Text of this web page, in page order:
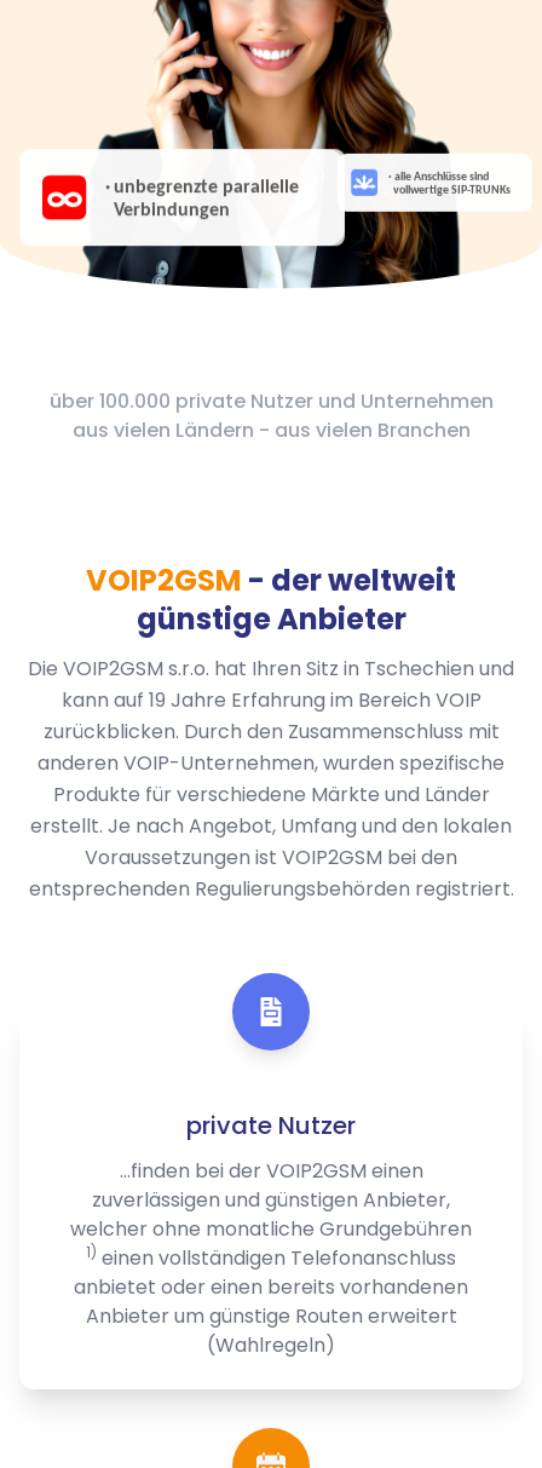
über 100.000 private Nutzer und Unternehmen
aus vielen Ländern - aus vielen Branchen
VOIP2GSM - der weltweit
günstige Anbieter
Die VOIP2GSM s.r.o. hat Ihren Sitz in Tschechien und
kann auf 19 Jahre Erfahrung im Bereich VOIP
zurückblicken. Durch den Zusammenschluss mit
anderen VOIP-Unternehmen, wurden spezifische
Produkte für verschiedene Märkte und Länder
erstellt. Je nach Angebot, Umfang und den lokalen
Voraussetzungen ist VOIP2GSM bei den
entsprechenden Regulierungsbehörden registriert.
private Nutzer
...finden bei der VOIP2GSM einen
zuverlässigen und günstigen Anbieter,
welcher ohne monatliche Grundgebühren
1) einen vollständigen Telefonanschluss
anbietet oder einen bereits vorhandenen
Anbieter um günstige Routen erweitert
(Wahlregeln)